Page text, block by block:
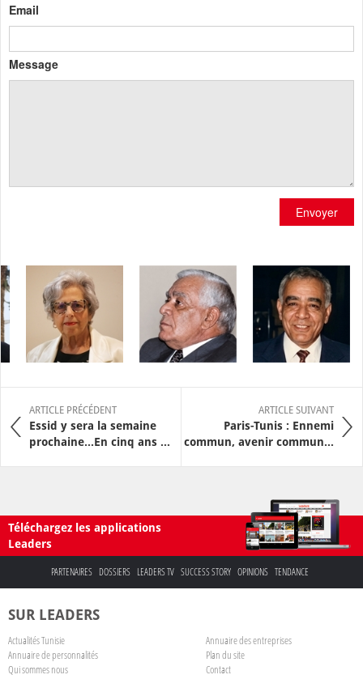
Email
Message
Envoyer
ARTICLE PRÉCÉDENT
Essid y sera la semaine
prochaine...En cinq ans ...
ARTICLE SUIVANT
Paris-Tunis : Ennemi
commun, avenir commun…
Téléchargez les applications
Leaders
PARTENAIRES DOSSIERS LEADERS TV SUCCESS STORY OPINIONS TENDANCE
SUR LEADERS
Actualités Tunisie
Annuaire des entreprises
Annuaire de personnalités
Plan du site
Qui sommes nous
Contact